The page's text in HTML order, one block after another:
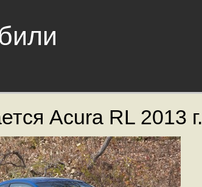
Acura RL 2013 г.